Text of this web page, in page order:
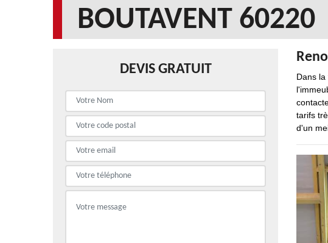
BOUTAVENT 60220
DEVIS GRATUIT
Dans
tarifs
d'un